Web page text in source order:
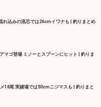
れ込みの流芯では26cmイワナも | 釣りまとめ
マゴ登場 ミノーとスプーンにヒット | 釣りま
18尾 実績場では50cmニジマスも | 釣りまと